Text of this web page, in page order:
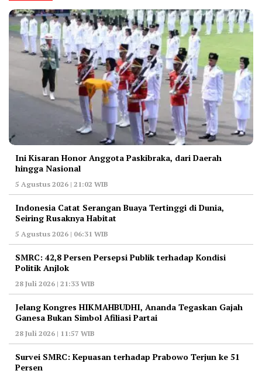
Ini Kisaran Honor Anggota Paskibraka, dari Daerah
hingga Nasional
5 Agustus 2026 | 21:02 WIB
Indonesia Catat Serangan Buaya Tertinggi di Dunia,
Seiring Rusaknya Habitat
5 Agustus 2026 | 06:31 WIB
‎SMRC: 42,8 Persen Persepsi Publik terhadap Kondisi
Politik Anjlok
28 Juli 2026 | 21:33 WIB
‎Jelang Kongres HIKMAHBUDHI, Ananda Tegaskan Gajah
Ganesa Bukan Simbol Afiliasi Partai
28 Juli 2026 | 11:57 WIB
‎Survei SMRC: Kepuasan terhadap Prabowo Terjun ke 51
Persen